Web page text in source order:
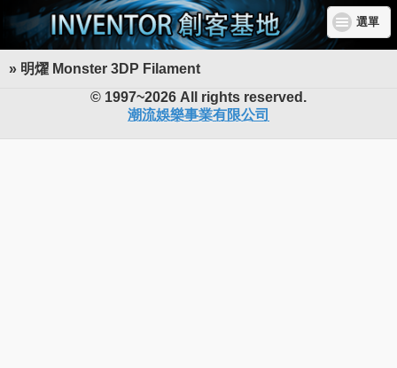
選單
» 明燿 Monster 3DP Filament
© 1997~2026 All rights reserved.
潮流娛樂事業有限公司